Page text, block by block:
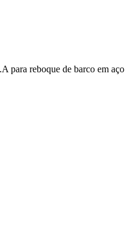
para reboque de barco em aço